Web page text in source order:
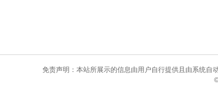
免责声明：本站所展示的信息由用户自行提供且由系统